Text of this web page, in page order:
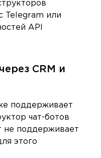
Telegram или
API
CRM и
поддерживает
чат-ботов
не поддерживает
этого